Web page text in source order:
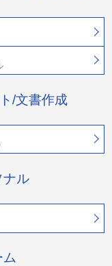
/文書作成
ナル